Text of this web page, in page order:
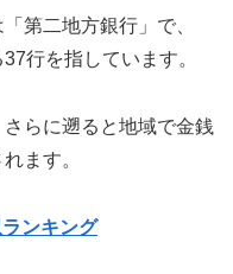
第二地方銀行」で、
行を指しています。
らに遡ると地域で金銭
ます。
ンキング